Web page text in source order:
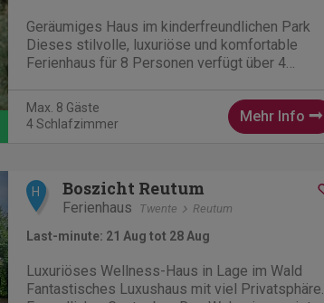
Geräumiges Haus im kinderfreundlichen Park
Dieses stilvolle, luxuriöse und komfortable
Ferienhaus für 8 Personen verfügt über 4
sich in bester Lage in einem sehr
kinderfreundlichen Park und in der Nähe der
Innen- und Außenschwimmbäder und des...
Max. 8 Gäste
4 Schlafzimmer
Mehr Info
Next H Boszicht Reutum
Ferienhaus Twente Reutum
Last-minute: 21 Aug tot 28 Aug
Luxuriöses Wellness-Haus in Lage im Wald
Fantastisches Luxushaus mit viel Privatsphäre.